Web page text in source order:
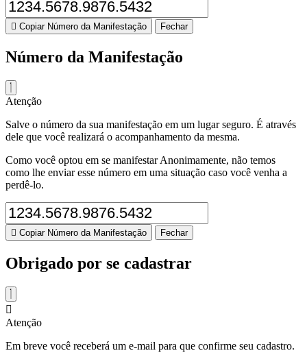
Copiar Número da Manifestação Fechar
Número da Manifestação
Atenção
Salve o número da sua manifestação em um lugar seguro. É através
dele que você realizará o acompanhamento da mesma.
Como você optou em se manifestar Anonimamente, não temos
como lhe enviar esse número em uma situação caso você venha a
perdê-lo.
Copiar Número da Manifestação Fechar
Obrigado por se cadastrar
Atenção
Em breve você receberá um e-mail para que confirme seu cadastro.